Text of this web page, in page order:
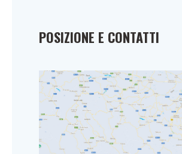
POSIZIONE E CONTATTI